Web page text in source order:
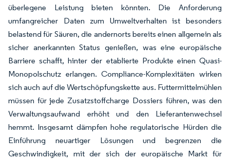
überlegene Leistung bieten könnten. Die Anforderung
umfangreicher Daten zum Umweltverhalten ist besonders
belastend für Säuren, die andernorts bereits einen allgemein als
sicher anerkannten Status genießen, was eine europäische
Barriere schafft, hinter der etablierte Produkte einen Quasi-
Monopolschutz erlangen. Compliance-Komplexitäten wirken
sich auch auf die Wertschöpfungskette aus. Futtermittelmühlen
müssen für jede Zusatzstoffcharge Dossiers führen, was den
Verwaltungsaufwand erhöht und den Lieferantenwechsel
hemmt. Insgesamt dämpfen hohe regulatorische Hürden die
Einführung neuartiger Lösungen und begrenzen die
Geschwindigkeit, mit der sich der europäische Markt für